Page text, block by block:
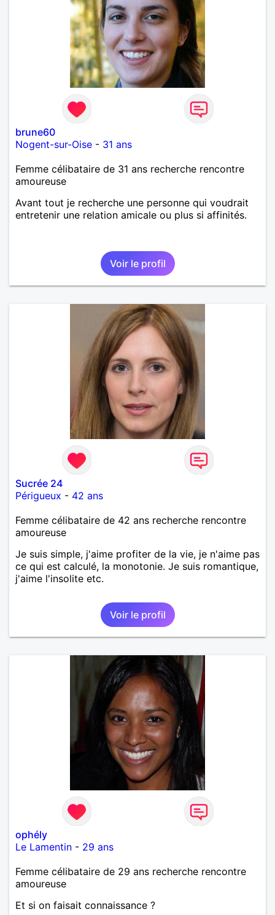
brune60
Nogent-sur-Oise - 31 ans
Femme célibataire de 31 ans recherche rencontre
amoureuse
Avant tout je recherche une personne qui voudrait
entretenir une relation amicale ou plus si affinités.
Voir le profil
Sucrée 24
Périgueux - 42 ans
Femme célibataire de 42 ans recherche rencontre
amoureuse
Je suis simple, j'aime profiter de la vie, je n'aime pas
ce qui est calculé, la monotonie. Je suis romantique,
j'aime l'insolite etc.
Voir le profil
ophély
Le Lamentin - 29 ans
Femme célibataire de 29 ans recherche rencontre
amoureuse
Et si on faisait connaissance ?